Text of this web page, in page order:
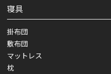
寝具
掛布団
敷布団
マットレス
枕